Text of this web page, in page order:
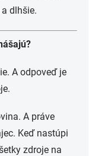
dlhšie.
A odpoveď je
A práve
Keď nastúpi
zdroje na